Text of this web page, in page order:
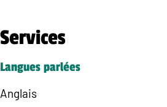
Services
Langues parlées
Anglais